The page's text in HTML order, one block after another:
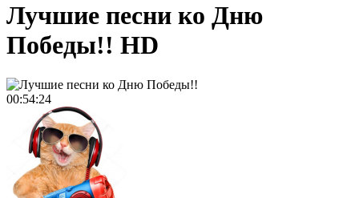
Лучшие песни ко Дню
Победы!! HD
00:54:24